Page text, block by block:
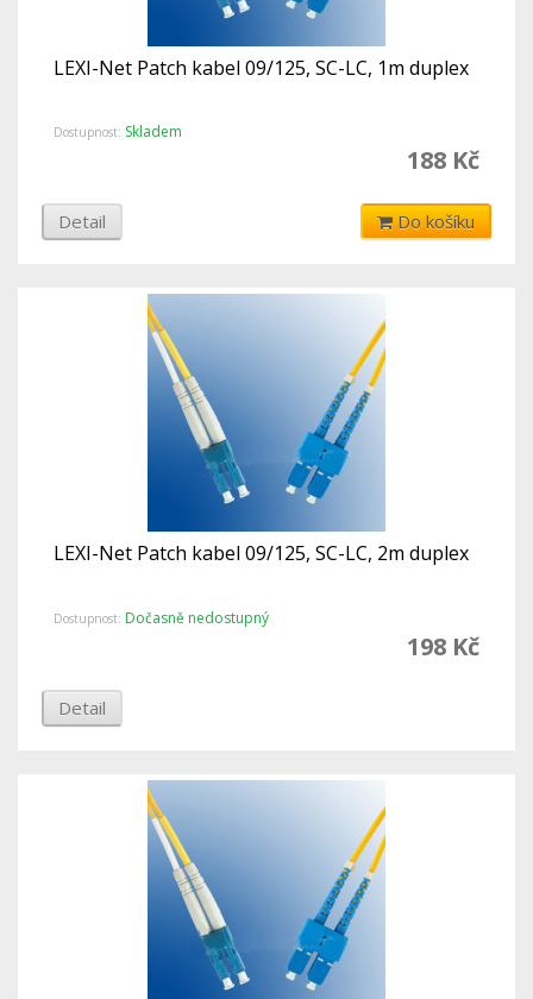
LEXI-Net Patch kabel 09/125, SC-LC, 1m duplex
Dostupnost: Skladem
188 Kč
Detail Do košíku
LEXI-Net Patch kabel 09/125, SC-LC, 2m duplex
Dostupnost: Dočasně nedostupný
198 Kč
Detail